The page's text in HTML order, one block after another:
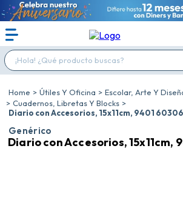
¡Hola! ¿Qué producto buscas?
Útiles Y Oficina
Escolar, Arte Y
Cuadernos, Libretas Y Blocks
Diario con Accesorios, 15x11cm, 9401
Genérico
Diario con Accesorios, 15x11cm,